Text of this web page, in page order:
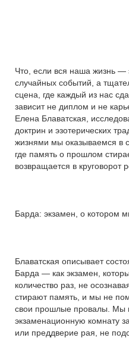
Что, если вся наша жизнь —
случайных событий, а
сцена, где каждый из нас
зависит не диплом и не
Елена Блаватская,
доктрин и эзотерических
жизнями мы оказываемся в
где память о прошлом
возвращается в круговорот
Барда: экзамен, о котором
Блаватская описывает
Барда — как экзамен,
количество раз, не
стирают память, и мы не
свои прошлые провалы. Мы
экзаменационную комнату
или преддверие рая, не